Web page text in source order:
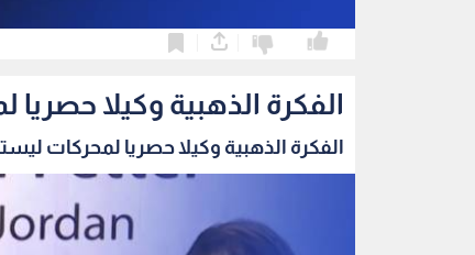
الفكرة الذهبية وكيلا حصريا
الفكرة الذهبية وكيلا حصريا لمحركات